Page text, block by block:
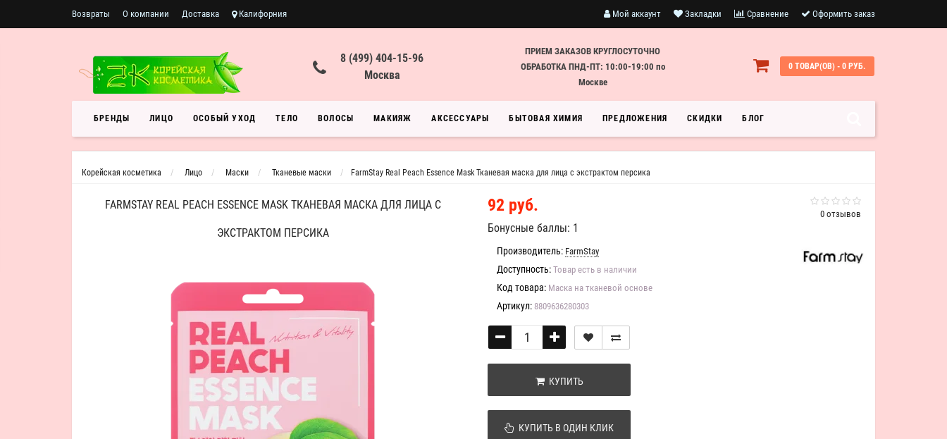
Возвраты О компании Доставка Калифорния Мой аккаунт Закладки Сравнение Оформить заказ
8 (499) 404-15-96
Москва
ПРИЕМ ЗАКАЗОВ КРУГЛОСУТОЧНО
ОБРАБОТКА ПНД-ПТ: 10:00-19:00 по
Москве
0 ТОВАР(ОВ) - 0 РУБ.
БРЕНДЫ ЛИЦО ОСОБЫЙ УХОД ТЕЛО ВОЛОСЫ МАКИЯЖ АКСЕССУАРЫ БЫТОВАЯ ХИМИЯ ПРЕДЛОЖЕНИЯ СКИДКИ БЛОГ
Корейская косметика Лицо Маски Тканевые маски FarmStay Real Peach Essence Mask Тканевая маска для лица с экстрактом персика
FARMSTAY REAL PEACH ESSENCE MASK ТКАНЕВАЯ МАСКА ДЛЯ ЛИЦА С
ЭКСТРАКТОМ ПЕРСИКА
0 отзывов
92 руб.
Бонусные баллы: 1
Производитель: FarmStay
Доступность: Товар есть в наличии
Код товара: Маска на тканевой основе
Артикул: 8809636280303
КУПИТЬ
КУПИТЬ В ОДИН КЛИК